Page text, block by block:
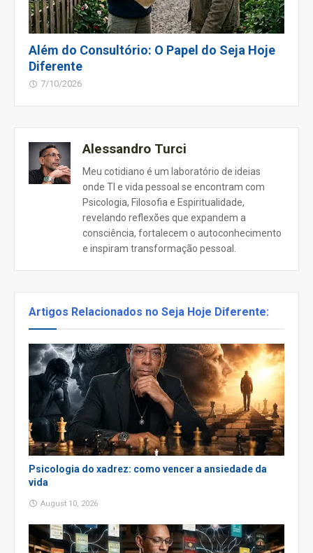
Além do Consultório: O Papel do Seja Hoje
Diferente
7/10/2026
Alessandro Turci
Meu cotidiano é um laboratório de ideias
onde TI e vida pessoal se encontram com
Psicologia, Filosofia e Espiritualidade,
revelando reflexões que expandem a
consciência, fortalecem o autoconhecimento
e inspiram transformação pessoal.
Artigos Relacionados no Seja Hoje Diferente:
Psicologia do xadrez: como vencer a ansiedade da
vida
August 10, 2026